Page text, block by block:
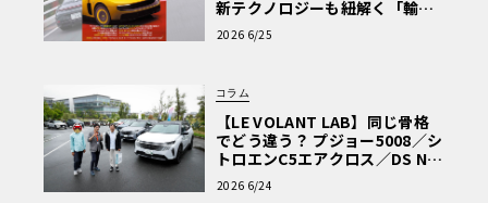
新テクノロジーも紐解く「輸入
車Q&A」
2026 6/25
コラム
【LE VOLANT LAB】同じ骨格
でどう違う？ プジョー5008／シ
トロエンC5エアクロス／DS Nº4
読者一気乗りレポート
2026 6/24